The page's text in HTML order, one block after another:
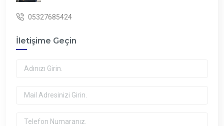
05327685424
İletişime Geçin